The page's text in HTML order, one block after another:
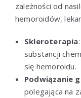
zależności od
hemoroidów,
Skleroterapia
substancji
się hemoroidu.
Podwiązanie
polegająca na